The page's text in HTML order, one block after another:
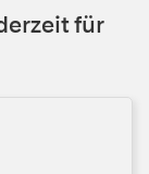
für